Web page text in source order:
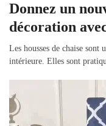
Donnez un
décoration
Les housses de chaise
intérieure. Elles sont